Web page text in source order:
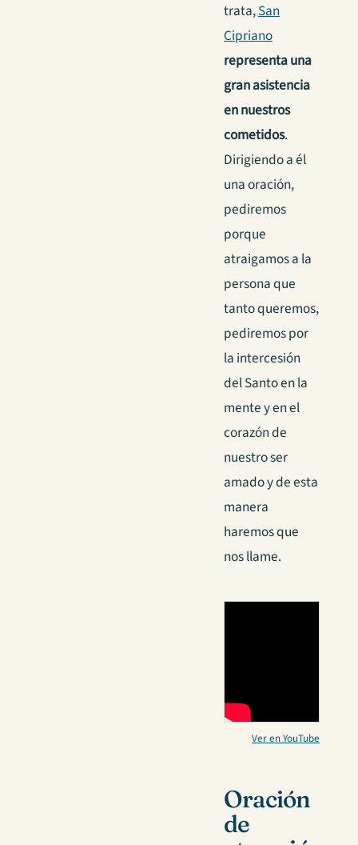
trata,San
Cipriano
representa una
gran asistencia
en nuestros
cometidos.
Dirigiendo a él
una oración,
pediremos
porque
atraigamos a la
persona que
tanto queremos,
pediremos por
la intercesión
del Santo en la
mente y en el
corazón de
nuestro ser
amado y de esta
manera
haremos que
nos llame.
Ver en YouTube
Oración
de